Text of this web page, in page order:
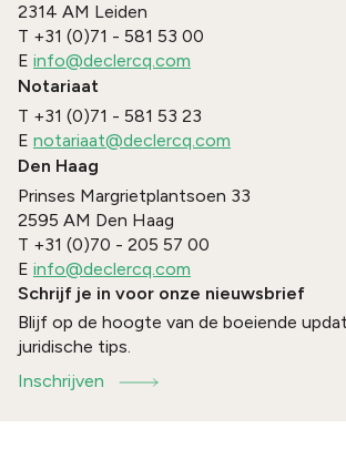
2314 AM Leiden
T +31 (0)71 - 581 53 00
E info@declercq.com
Notariaat
T +31 (0)71 - 581 53 23
E notariaat@declercq.com
Den Haag
Prinses Margrietplantsoen 33
2595 AM Den Haag
T +31 (0)70 - 205 57 00
E info@declercq.com
Schrijf je in voor onze nieuwsbrief
Blijf op de hoogte van de boeiende
juridische tips.
Inschrijven